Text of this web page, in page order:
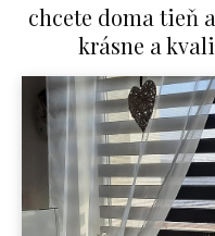
chcete doma tieň
krásne a